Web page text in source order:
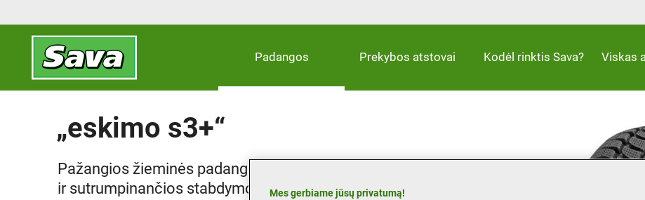
Padangos Prekybos atstovai Kodėl rinktis Sava? Viskas
„eskimo s3+“
Pažangios žieminės padangos, užtikrinančios puikų sukibimą
ir sutrumpinančios stabdymo keliąMes gerbiame jūsų privatumą!